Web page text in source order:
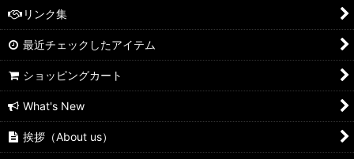
リンク集
最近チェックしたアイテム
ショッピングカート
What's New
挨拶（About us）